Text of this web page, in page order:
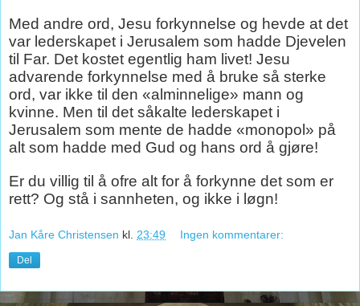
Med andre ord, Jesu forkynnelse og hevde at det
var lederskapet i Jerusalem som hadde Djevelen
til Far. Det kostet egentlig ham livet! Jesu
advarende forkynnelse med å bruke så sterke
ord, var ikke til den «alminnelige» mann og
kvinne. Men til det såkalte lederskapet i
Jerusalem som mente de hadde «monopol» på
alt som hadde med Gud og hans ord å gjøre!
Er du villig til å ofre alt for å forkynne det som er
rett? Og stå i sannheten, og ikke i løgn!
Jan Kåre Christensen kl. 23:49 Ingen kommentarer:
Del